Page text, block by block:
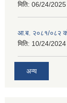
मिति: 06/24/
आ.ब. २०८१/०८२ को
मिति: 10/24/
अन्य